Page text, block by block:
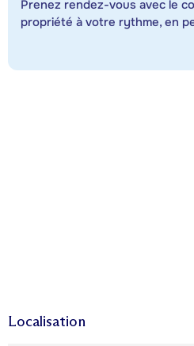
Prenez rendez-vous avec le
propriété à votre rythme, en
Localisation